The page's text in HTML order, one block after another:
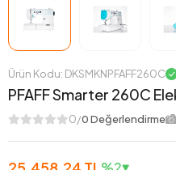
Ürün Kodu: DKSMKNPFAFF260C
PFAFF Smarter 260C
0/0 Değerlendirme